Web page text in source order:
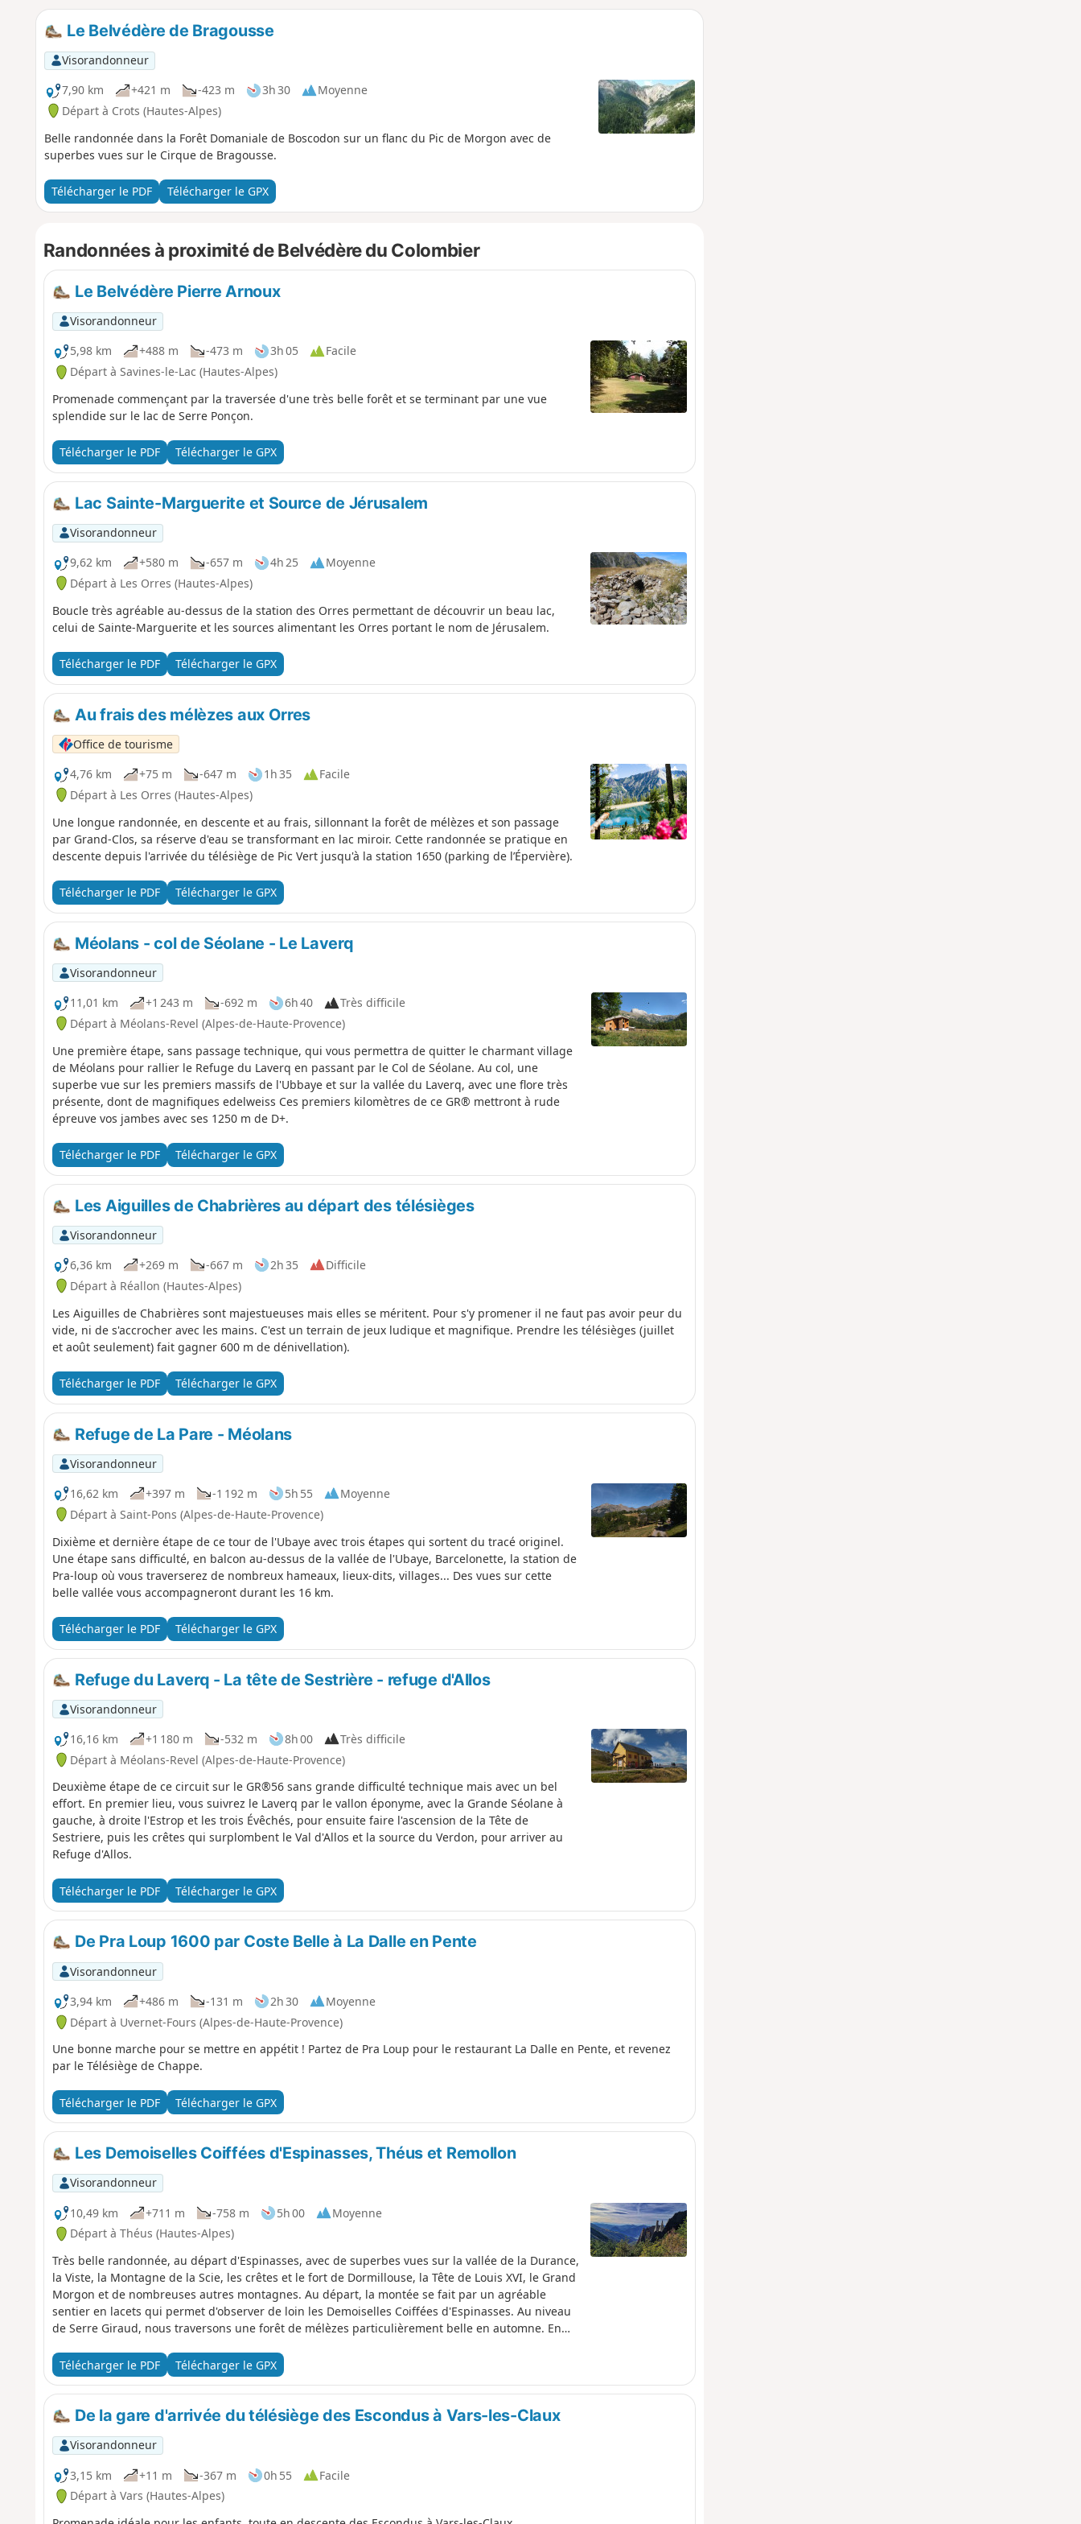
Le Belvédère de Bragousse
Visorandonneur
7,90 km
+421 m -423 m 3h 30
Moyenne
Départ à Crots (Hautes-Alpes)
Belle randonnée dans la Forêt Domaniale de Boscodon sur un flanc du Pic de Morgon avec de
superbes vues sur le Cirque de Bragousse.
Télécharger le PDF Télécharger le GPX
Randonnées à proximité de Belvédère du Colombier
Le Belvédère Pierre Arnoux
Visorandonneur
5,98 km
+488 m -473 m 3h 05
Facile
Départ à Savines-le-Lac (Hautes-Alpes)
Promenade commençant par la traversée d'une très belle forêt et se terminant par une vue
splendide sur le lac de Serre Ponçon.
Télécharger le PDF Télécharger le GPX
Lac Sainte-Marguerite et Source de Jérusalem
Visorandonneur
9,62 km
+580 m -657 m 4h 25
Moyenne
Départ à Les Orres (Hautes-Alpes)
Boucle très agréable au-dessus de la station des Orres permettant de découvrir un beau lac,
celui de Sainte-Marguerite et les sources alimentant les Orres portant le nom de Jérusalem.
Télécharger le PDF Télécharger le GPX
Au frais des mélèzes aux Orres
Office de tourisme
4,76 km
+75 m -647 m 1h 35
Facile
Départ à Les Orres (Hautes-Alpes)
Une longue randonnée, en descente et au frais, sillonnant la forêt de mélèzes et son passage
par Grand-Clos, sa réserve d'eau se transformant en lac miroir. Cette randonnée se pratique en
descente depuis l'arrivée du télésiège de Pic Vert jusqu'à la station 1650 (parking de l’Épervière).
Télécharger le PDF Télécharger le GPX
Méolans - col de Séolane - Le Laverq
Visorandonneur
11,01 km
+1 243 m -692 m 6h 40
Très difficile
Départ à Méolans-Revel (Alpes-de-Haute-Provence)
Une première étape, sans passage technique, qui vous permettra de quitter le charmant village
de Méolans pour rallier le Refuge du Laverq en passant par le Col de Séolane. Au col, une
superbe vue sur les premiers massifs de l'Ubbaye et sur la vallée du Laverq, avec une flore très
présente, dont de magnifiques edelweiss Ces premiers kilomètres de ce GR® mettront à rude
épreuve vos jambes avec ses 1250 m de D+.
Télécharger le PDF Télécharger le GPX
Les Aiguilles de Chabrières au départ des télésièges
Visorandonneur
6,36 km
+269 m -667 m 2h 35
Difficile
Départ à Réallon (Hautes-Alpes)
Les Aiguilles de Chabrières sont majestueuses mais elles se méritent. Pour s'y promener il ne faut pas avoir peur du
vide, ni de s'accrocher avec les mains. C'est un terrain de jeux ludique et magnifique. Prendre les télésièges (juillet
et août seulement) fait gagner 600 m de dénivellation).
Télécharger le PDF Télécharger le GPX
Refuge de La Pare - Méolans
Visorandonneur
16,62 km
+397 m -1 192 m 5h 55
Moyenne
Départ à Saint-Pons (Alpes-de-Haute-Provence)
Dixième et dernière étape de ce tour de l'Ubaye avec trois étapes qui sortent du tracé originel.
Une étape sans difficulté, en balcon au-dessus de la vallée de l'Ubaye, Barcelonette, la station de
Pra-loup où vous traverserez de nombreux hameaux, lieux-dits, villages... Des vues sur cette
belle vallée vous accompagneront durant les 16 km.
Télécharger le PDF Télécharger le GPX
Refuge du Laverq - La tête de Sestrière - refuge d'Allos
Visorandonneur
16,16 km
+1 180 m -532 m 8h 00
Très difficile
Départ à Méolans-Revel (Alpes-de-Haute-Provence)
Deuxième étape de ce circuit sur le GR®56 sans grande difficulté technique mais avec un bel
effort. En premier lieu, vous suivrez le Laverq par le vallon éponyme, avec la Grande Séolane à
gauche, à droite l'Estrop et les trois Évêchés, pour ensuite faire l'ascension de la Tête de
Sestriere, puis les crêtes qui surplombent le Val d'Allos et la source du Verdon, pour arriver au
Refuge d'Allos.
Télécharger le PDF Télécharger le GPX
De Pra Loup 1600 par Coste Belle à La Dalle en Pente
Visorandonneur
3,94 km
+486 m -131 m 2h 30
Moyenne
Départ à Uvernet-Fours (Alpes-de-Haute-Provence)
Une bonne marche pour se mettre en appétit ! Partez de Pra Loup pour le restaurant La Dalle en Pente, et revenez
par le Télésiège de Chappe.
Télécharger le PDF Télécharger le GPX
Les Demoiselles Coiffées d'Espinasses, Théus et Remollon
Visorandonneur
10,49 km
+711 m -758 m 5h 00
Moyenne
Départ à Théus (Hautes-Alpes)
Très belle randonnée, au départ d'Espinasses, avec de superbes vues sur la vallée de la Durance,
la Viste, la Montagne de la Scie, les crêtes et le fort de Dormillouse, la Tête de Louis XVI, le Grand
Morgon et de nombreuses autres montagnes. Au départ, la montée se fait par un agréable
sentier en lacets qui permet d'observer de loin les Demoiselles Coiffées d'Espinasses. Au niveau
de Serre Giraud, nous traversons une forêt de mélèzes particulièrement belle en automne. En
Coiffées de Théus. La plongée au pied des géantes à travers la salle de bal est époustouflante. La
descente vers Remollon se fait via la D53 qui offre de belles vue sur la vallée, les vignes et les
vergers. La randonnée se termine par la visite des superbes Demoiselles Coiffées de Remollon.
Télécharger le PDF Télécharger le GPX
De la gare d'arrivée du télésiège des Escondus à Vars-les-Claux
Visorandonneur
3,15 km
+11 m -367 m 0h 55
Facile
Départ à Vars (Hautes-Alpes)